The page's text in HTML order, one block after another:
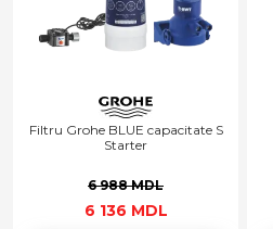
Filtru Grohe BLUE capacitate S
Starter
6 988 MDL
6 136 MDL